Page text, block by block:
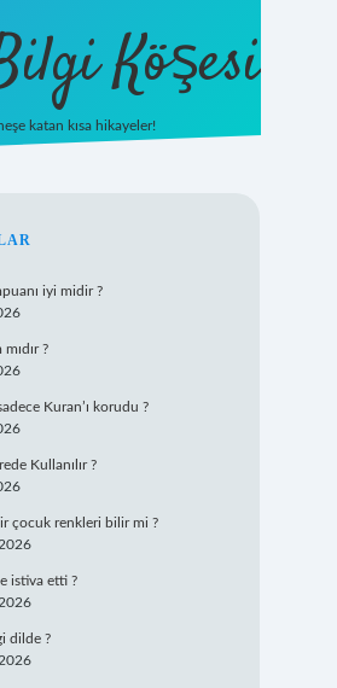
Köşesi
katan kısa hikayeler!
iyi midir ?
?
Kuran’ı korudu ?
Kullanılır ?
çocuk renkleri bilir mi ?
istiva etti ?
dilde ?